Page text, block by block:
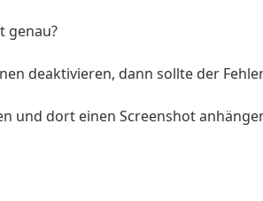
genau?
deaktivieren, dann sollte der
und dort einen Screenshot